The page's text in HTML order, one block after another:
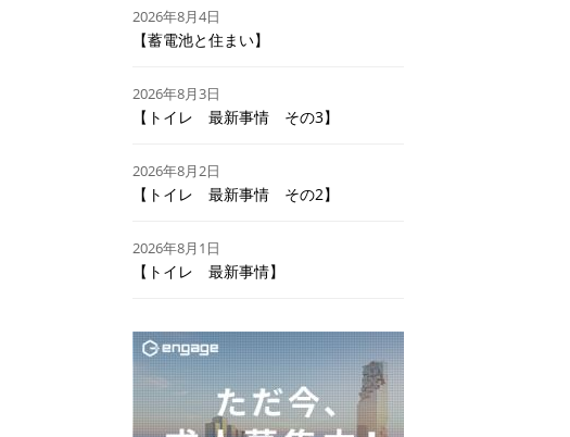
2026年8月4日
【蓄電池と住まい】
2026年8月3日
【トイレ 最新事情 その3】
2026年8月2日
【トイレ 最新事情 その2】
2026年8月1日
【トイレ 最新事情】